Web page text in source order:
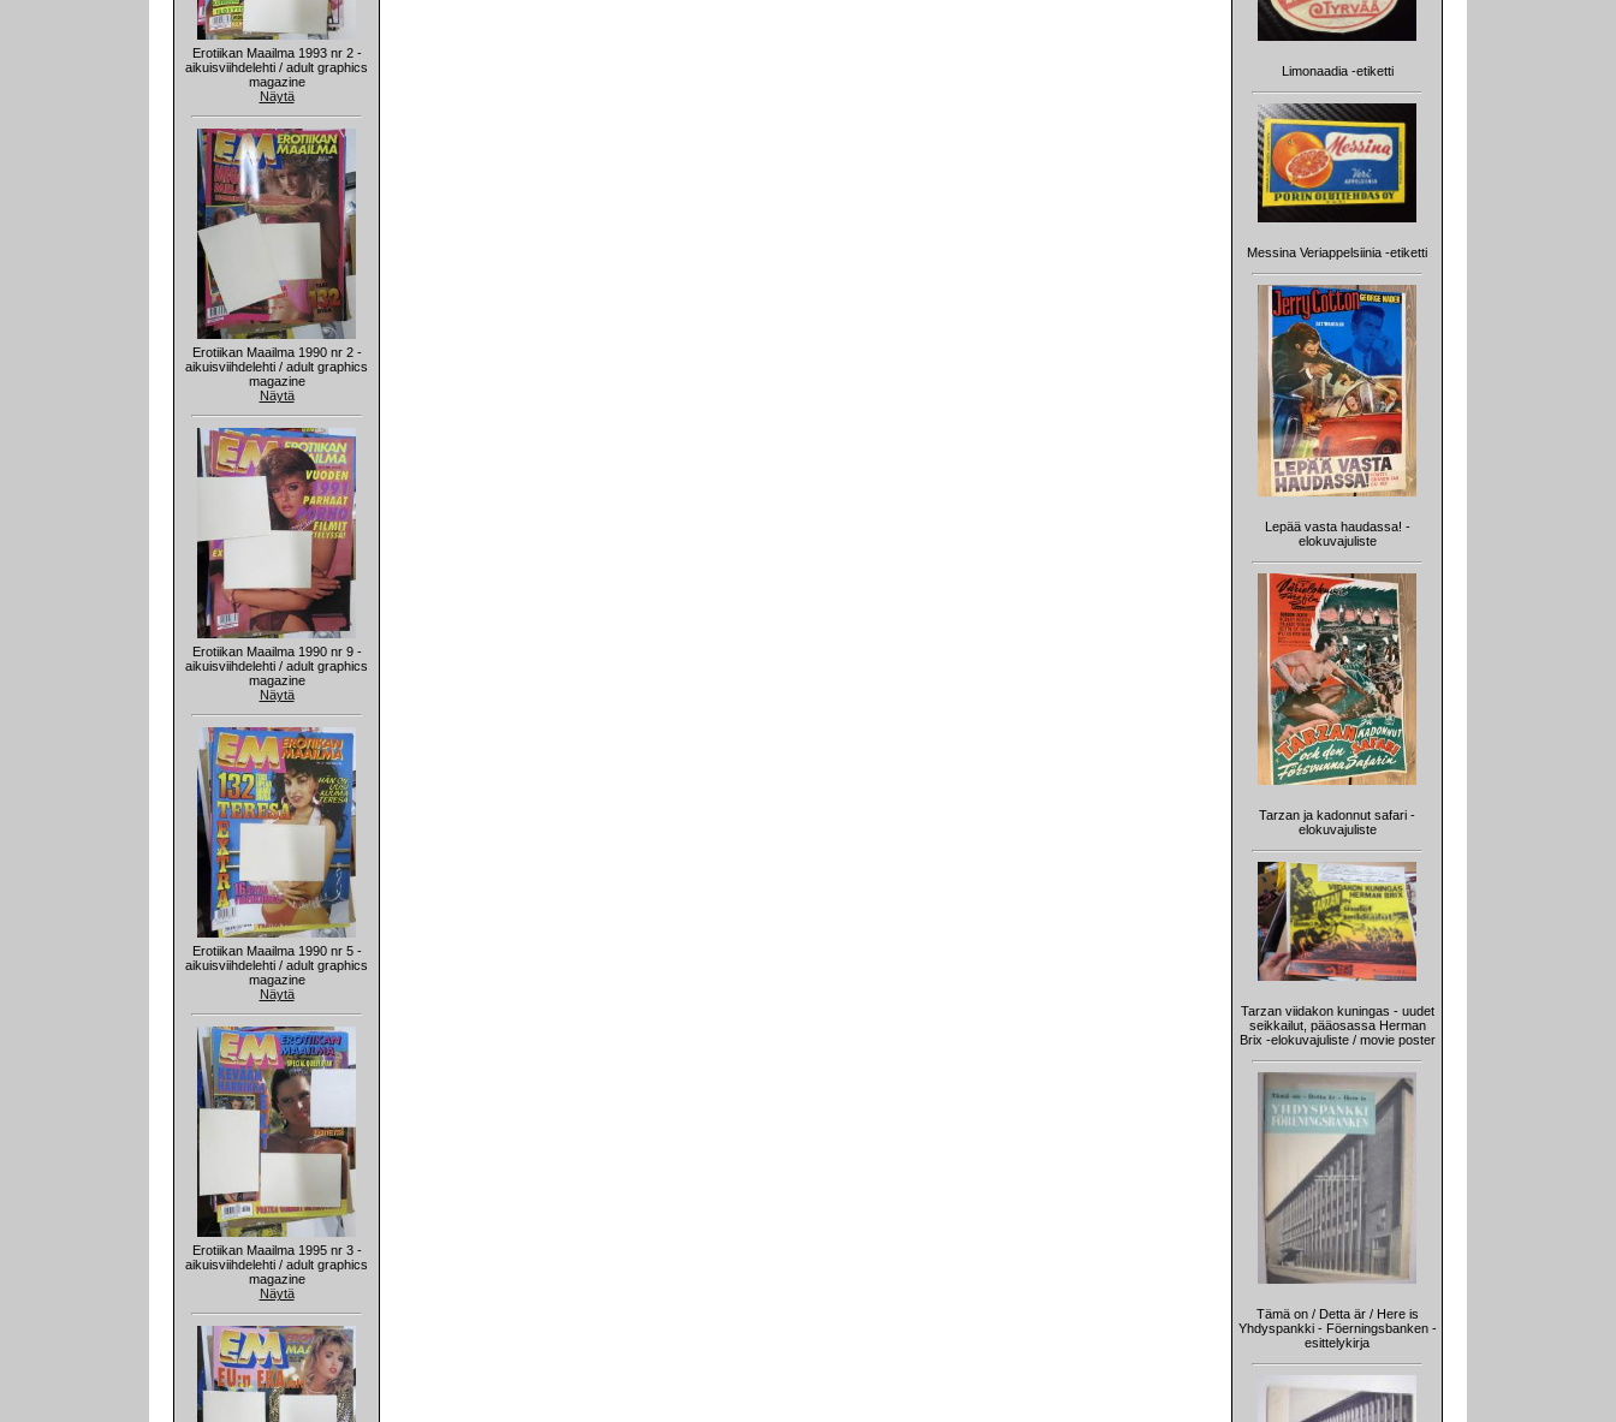
Erotiikan Maailma 1993 nr 2 -
aikuisviihdelehti / adult graphics
magazine
Näytä
Erotiikan Maailma 1990 nr 2 -
aikuisviihdelehti / adult graphics
magazine
Näytä
Erotiikan Maailma 1990 nr 9 -
aikuisviihdelehti / adult graphics
magazine
Näytä
Erotiikan Maailma 1990 nr 5 -
aikuisviihdelehti / adult graphics
magazine
Näytä
Erotiikan Maailma 1995 nr 3 -
aikuisviihdelehti / adult graphics
magazine
Näytä
Limonaadia -etiketti
Messina Veriappelsiinia -etiketti
Lepää vasta haudassa! -
elokuvajuliste
Tarzan ja kadonnut safari -
elokuvajuliste
Tarzan viidakon kuningas - uudet
seikkailut, pääosassa Herman
Brix -elokuvajuliste / movie poster
Tämä on / Detta är / Here is
Yhdyspankki - Föerningsbanken -
esittelykirja